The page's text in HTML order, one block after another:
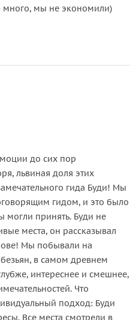
много, мы не экономили)
до сих пор
львиная доля этих
гида Буди! Мы
гидом, и это было
могли принять. Буди не
места, он рассказывал
Мы побывали на
в самом древнем
интереснее и смешнее,
Что
подход: Буди
Все места смотрели в